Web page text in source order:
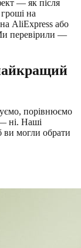
— як після
на
AliExpress або
перевірили —
порівнюємо
ні. Наші
могли обрати